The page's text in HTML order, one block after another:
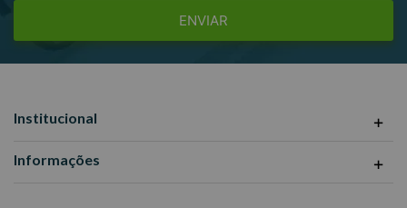
ENVIAR
Institucional
Informações